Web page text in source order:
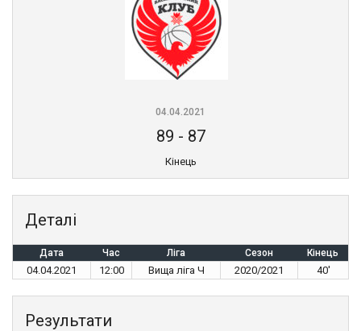
04.04.2021
89 - 87
Кінець
Деталі
Дата Час Ліга Сезон Кінець
04.04.2021 12:00 Вища ліга Ч 2020/2021 40'
Результати